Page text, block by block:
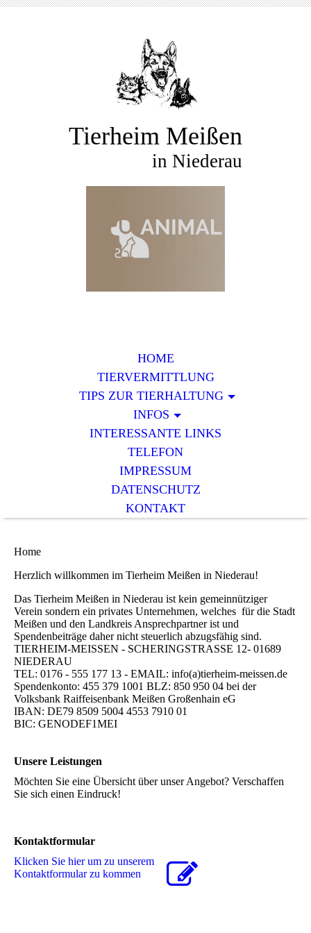
Tierheim Meißen
in Niederau
HOME
TIERVERMITTLUNG
TIPS ZUR TIERHALTUNG
INFOS
INTERESSANTE LINKS
TELEFON
IMPRESSUM
DATENSCHUTZ
KONTAKT
Home
Herzlich willkommen im Tierheim Meißen in Niederau!
Das Tierheim Meißen in Niederau ist kein gemeinnütziger
Verein sondern ein privates Unternehmen, welches für die Stadt
Meißen und den Landkreis Ansprechpartner ist und
Spendenbeiträge daher nicht steuerlich abzugsfähig sind.
TIERHEIM-MEISSEN - SCHERINGSTRASSE 12- 01689
NIEDERAU
TEL: 0176 - 555 177 13 - EMAIL: info(a)tierheim-meissen.de
Spendenkonto: 455 379 1001 BLZ: 850 950 04 bei der
Volksbank Raiffeisenbank Meißen Großenhain eG
IBAN: DE79 8509 5004 4553 7910 01
BIC: GENODEF1MEI
Unsere Leistungen
Möchten Sie eine Übersicht über unser Angebot? Verschaffen
Sie sich einen Eindruck!
Kontaktformular
Klicken Sie hier um zu unserem
Kon­takt­for­mu­lar zu kommen